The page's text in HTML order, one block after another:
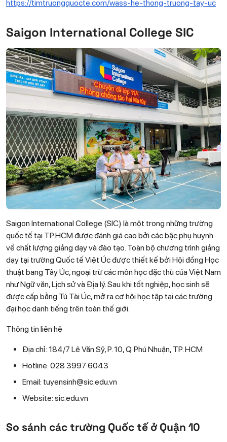
https://timtruongquocte.com/wass-he-thong-truong-tay-uc
Saigon International College SIC
Saigon International College (SIC) là một trong những trường
quốc tế tại TP.HCM được đánh giá cao bởi các bậc phụ huynh
về chất lượng giảng dạy và đào tạo. Toàn bộ chương trình giảng
dạy tại trường Quốc tế Việt Úc được thiết kế bởi Hội đồng Học
thuật bang Tây Úc, ngoại trừ các môn học đặc thù của Việt Nam
như Ngữ văn, Lịch sử và Địa lý. Sau khi tốt nghiệp, học sinh sẽ
được cấp bằng Tú Tài Úc, mở ra cơ hội học tập tại các trường
đại học danh tiếng trên toàn thế giới.
Thông tin liên hệ
Địa chỉ: 184/7 Lê Văn Sỹ, P. 10, Q. Phú Nhuận, TP. HCM
Hotline: 028 3997 6043
Email: tuyensinh@sic.edu.vn
Website: sic.edu.vn
So sánh các trường Quốc tế ở Quận 10